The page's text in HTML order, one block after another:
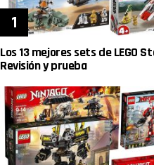
Los 13 mejores sets de LEGO
Revisión y prueba